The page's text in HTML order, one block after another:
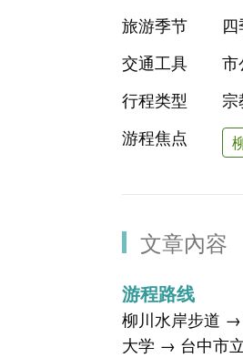
旅游季节
交通工具
市
行程类型
游程焦点
文章內容
游程路线
柳川水岸步道 →
大学 → 台中市